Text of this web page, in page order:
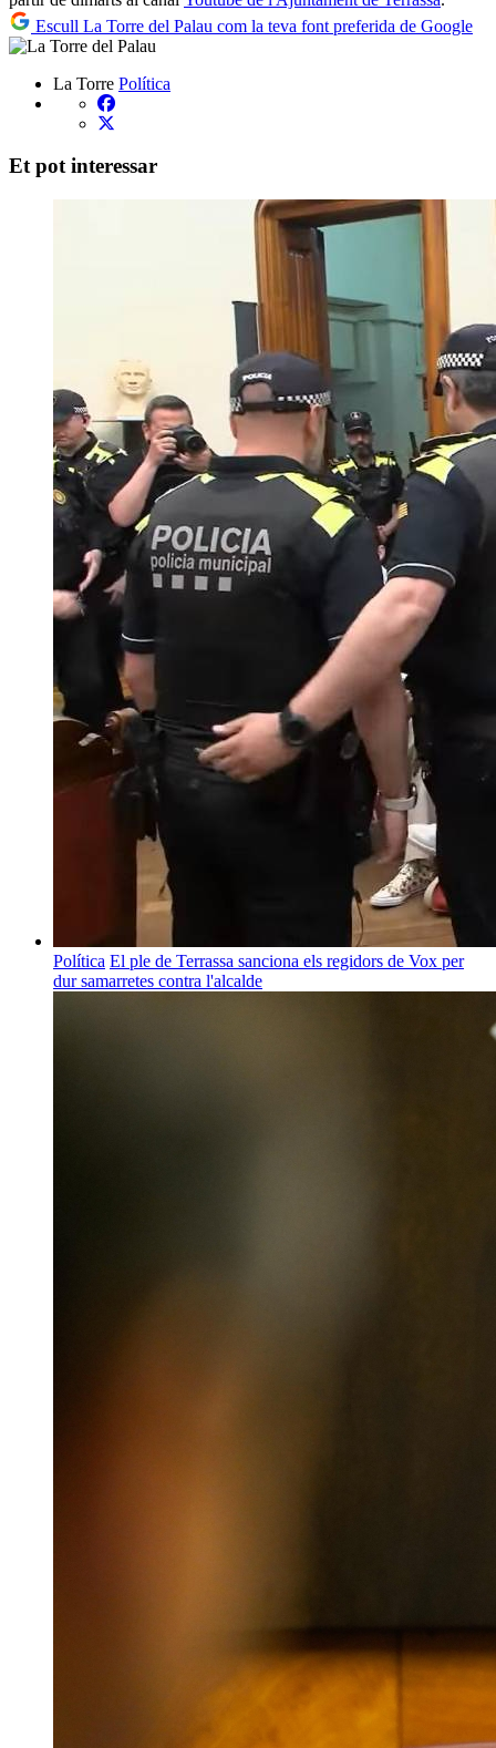
Escull La Torre del Palau com la teva font preferida de Google
La Torre Política
Et pot interessar
Política El ple de Terrassa sanciona els regidors de Vox per
dur samarretes contra l'alcalde